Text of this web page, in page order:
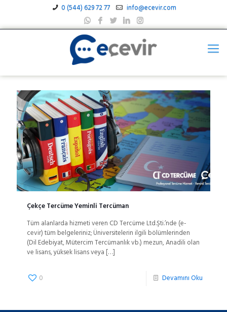
0 (544) 629 72 77 info@ecevir.com
Çekçe Tercüme Yeminli Tercüman
Tüm alanlarda hizmeti veren CD Tercüme Ltd.Şti.’nde (e-
cevir) tüm belgeleriniz; Üniversitelerin ilgili bölümlerinden
(Dil Edebiyat, Mütercim Tercümanlık vb.) mezun, Anadili olan
ve lisans, yüksek lisans veya […]
0 Devamını Oku